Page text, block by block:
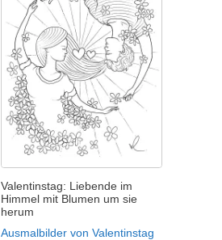
Valentinstag: Liebende im
Himmel mit Blumen um sie
herum
Ausmalbilder von Valentinstag